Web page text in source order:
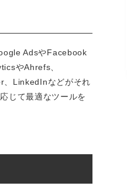
AdsやFacebook
やAhrefs、
、LinkedInなどがそれ
じて最適なツールを